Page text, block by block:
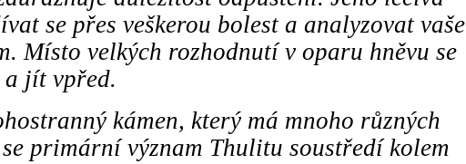
se přes veškerou bolest a analyzovat vaše
Místo velkých rozhodnutí v oparu hněvu se
a jít vpřed.
kámen, který má mnoho různých
primární význam Thulitu soustředí kolem